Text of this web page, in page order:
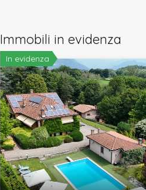
Immobili in evidenza
In evidenza